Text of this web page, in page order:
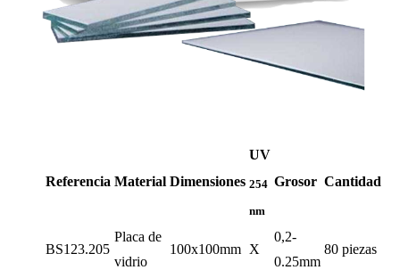
Referencia Material Dimensiones
UV
254
nm
Grosor Cantidad
BS123.205
Placa de
vidrio
100x100mm X
0,2-
0.25mm
80 piezas